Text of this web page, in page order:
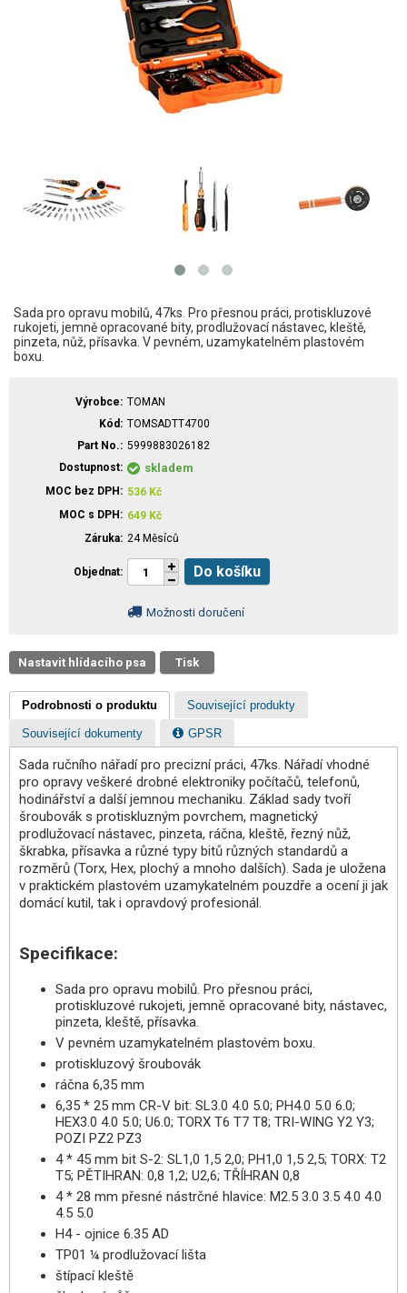
Sada pro opravu mobilů, 47ks. Pro přesnou práci, protiskluzové
rukojeti, jemně opracované bity, prodlužovací nástavec, kleště,
pinzeta, nůž, přísavka. V pevném, uzamykatelném plastovém
boxu.
Výrobce
TOMAN
Kód
TOMSADTT4700
Part No.
5999883026182
Dostupnost
skladem
MOC bez DPH 536 Kč
MOC s DPH
649 Kč
Záruka 24 Měsíců
Objednat Do košíku
Možnosti doručení
Nastavit hlídacího psa Tisk
Podrobnosti o produktu Související produkty
Související dokumenty GPSR
Sada ručního nářadí pro precizní práci, 47ks. Nářadí vhodné
pro opravy veškeré drobné elektroniky počítačů, telefonů,
hodinářství a další jemnou mechaniku. Základ sady tvoří
šroubovák s protiskluzným povrchem, magnetický
prodlužovací nástavec, pinzeta, ráčna, kleště, řezný nůž,
škrabka, přísavka a různé typy bitů různých standardů a
rozměrů (Torx, Hex, plochý a mnoho dalších). Sada je uložena
v praktickém plastovém uzamykatelném pouzdře a ocení ji jak
domácí kutil, tak i opravdový profesionál.
Specifikace:
Sada pro opravu mobilů. Pro přesnou práci,
protiskluzové rukojeti, jemně opracované bity, nástavec,
pinzeta, kleště, přísavka.
V pevném uzamykatelném plastovém boxu.
protiskluzový šroubovák
ráčna 6,35 mm
6,35 * 25 mm CR-V bit: SL3.0 4.0 5.0; PH4.0 5.0 6.0;
HEX3.0 4.0 5.0; U6.0; TORX T6 T7 T8; TRI-WING Y2 Y3;
POZI PZ2 PZ3
4 * 45 mm bit S-2: SL1,0 1,5 2,0; PH1,0 1,5 2,5; TORX: T2
T5; PĚTIHRAN: 0,8 1,2; U2,6; TŘÍHRAN 0,8
4 * 28 mm přesné nástrčné hlavice: M2.5 3.0 3.5 4.0 4.0
4.5 5.0
H4 - ojnice 6.35 AD
TP01 ¼ prodlužovací lišta
štípací kleště